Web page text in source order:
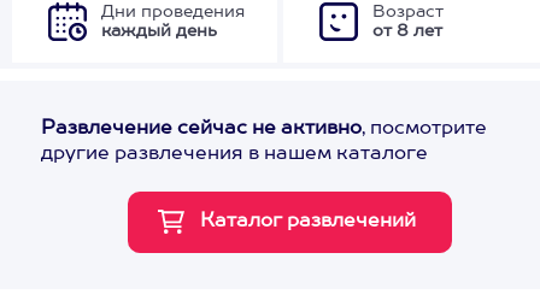
Дни проведения
каждый день
Возраст
от 8 лет
Развлечение сейчас не активно, посмотрите
другие развлечения в нашем каталоге